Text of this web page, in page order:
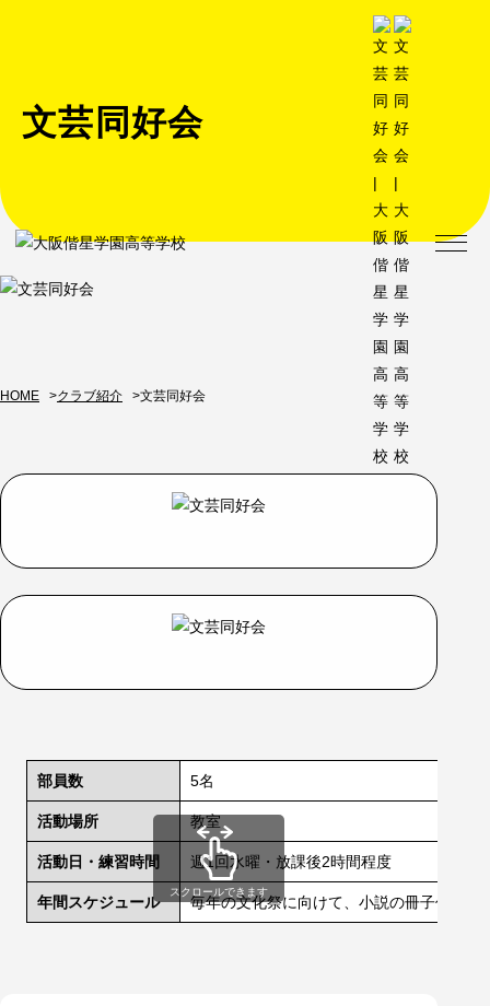
文芸同好会
HOME クラブ紹介 文芸同好会
部員数 5名
活動場所 教室
活動日・練習時間 週1回水曜・放課後2時間程度
年間スケジュール 毎年の文化祭に向けて、小説の冊子作成に
スクロールできます